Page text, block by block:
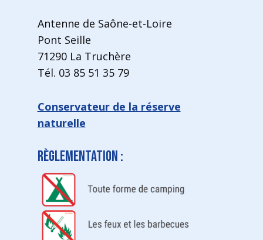
Antenne de Saône-et-Loire
Pont Seille
71290 La Truchère
Tél. 03 85 51 35 79
Conservateur de la réserve
naturelle
Règlementation :